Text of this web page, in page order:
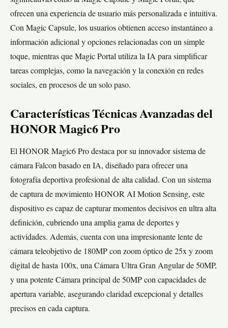
ofrecen una experiencia de usuario más personalizada e intuitiva.
Con Magic Capsule, los usuarios obtienen acceso instantáneo a
información adicional y opciones relacionadas con un simple
toque, mientras que Magic Portal utiliza la IA para simplificar
tareas complejas, como la navegación y la conexión en redes
sociales, en procesos de un solo paso.
Características Técnicas Avanzadas del
HONOR Magic6 Pro
El HONOR Magic6 Pro destaca por su innovador sistema de
cámara Falcon basado en IA, diseñado para ofrecer una
fotografía deportiva profesional de alta calidad. Con un sistema
de captura de movimiento HONOR AI Motion Sensing, este
dispositivo es capaz de capturar momentos decisivos en ultra alta
definición, cubriendo una amplia gama de deportes y
actividades. Además, cuenta con una impresionante lente de
cámara teleobjetivo de 180MP con zoom óptico de 25x y zoom
digital de hasta 100x, una Cámara Ultra Gran Angular de 50MP,
y una potente Cámara principal de 50MP con capacidades de
apertura variable, asegurando claridad excepcional y detalles
precisos en cada captura.